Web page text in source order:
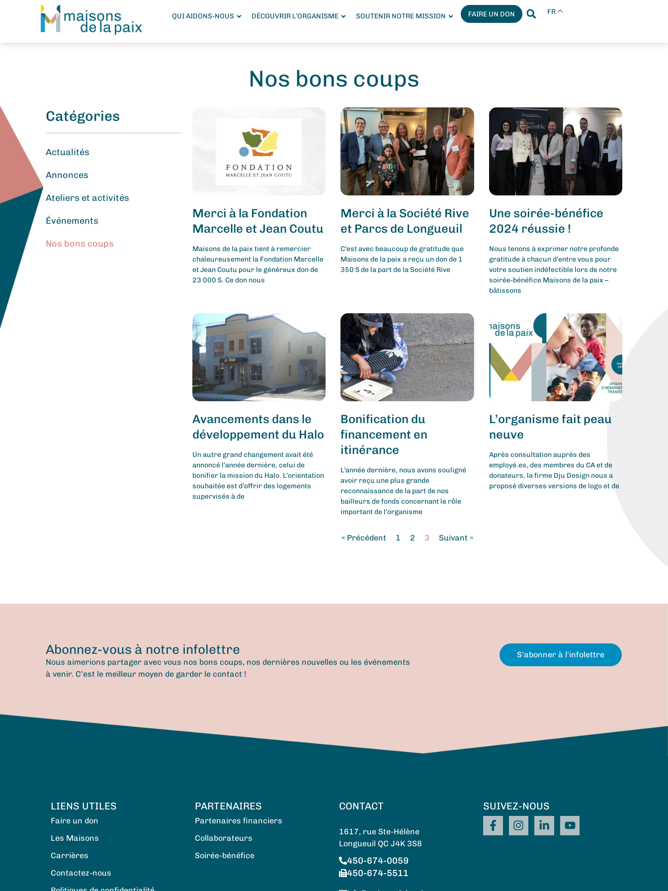
QUI AIDONS-NOUS DÉCOUVRIR L’ORGANISME SOUTENIR NOTRE MISSION FAIRE UN DON FR
Nos bons coups
Catégories
Actualités
Annonces
Ateliers et activités
Événements
Nos bons coups
Merci à la Fondation
Marcelle et Jean Coutu
Maisons de la paix tient à remercier
chaleureusement la Fondation Marcelle
et Jean Coutu pour le généreux don de
23 000 $. Ce don nous
Merci à la Société Rive
et Parcs de Longueuil
C’est avec beaucoup de gratitude que
Maisons de la paix a reçu un don de 1
350 $ de la part de la Société Rive
Une soirée-bénéfice
2024 réussie !
Nous tenons à exprimer notre profonde
gratitude à chacun d’entre vous pour
votre soutien indéfectible lors de notre
soirée-bénéfice Maisons de la paix –
bâtissons
Avancements dans le
développement du Halo
Un autre grand changement avait été
annoncé l’année dernière, celui de
bonifier la mission du Halo. L’orientation
souhaitée est d’offrir des logements
supervisés à de
Bonification du
financement en
itinérance
L’année dernière, nous avons souligné
avoir reçu une plus grande
reconnaissance de la part de nos
bailleurs de fonds concernant le rôle
important de l’organisme
L’organisme fait peau
neuve
Après consultation auprès des
employé.es, des membres du CA et de
donateurs, la firme Dju Design nous a
proposé diverses versions de logo et de
« Précédent 1 2 3 Suivant »
Abonnez-vous à notre infolettre
Nous aimerions partager avec vous nos bons coups, nos dernières nouvelles ou les événements
à venir. C’est le meilleur moyen de garder le contact !
S'abonner à l'infolettre
LIENS UTILES
Faire un don
Les Maisons
Carrières
Contactez-nous
PARTENAIRES
Partenaires financiers
Collaborateurs
Soirée-bénéfice
CONTACT
1617, rue Ste-Hélène
Longueuil QC J4K 3S8
450-674-0059
450-674-5511
SUIVEZ-NOUS